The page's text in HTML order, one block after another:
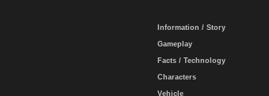
Information / Story
Gameplay
Facts / Technology
Characters
Vehicle